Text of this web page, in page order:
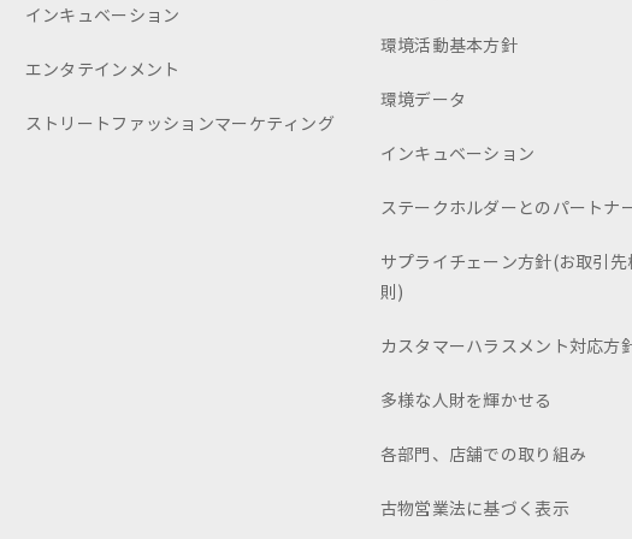
インキュベーション
エンタテインメント
ストリートファッションマーケティング
環境活動基本方針
環境データ
インキュベーション
ステークホルダーとのパートナ
サプライチェーン方針(お取引先
則)
カスタマーハラスメント対応方
多様な人財を輝かせる
各部門、店舗での取り組み
古物営業法に基づく表示